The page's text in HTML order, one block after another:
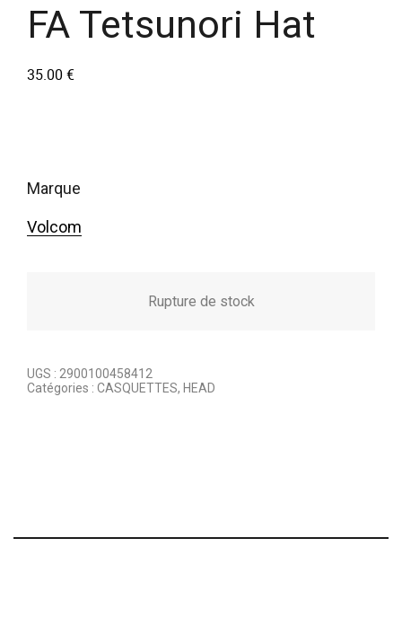
FA Tetsunori Hat
35.00 €
marque
Volcom
Rupture de stock
UGS : 2900100458412
Catégories : CASQUETTES, HEAD